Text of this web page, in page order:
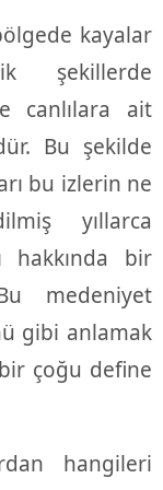
kayalar
şekillerde
canlılara ait
Bu şekilde
bu izlerin ne
yıllarca
hakkında bir
medeniyet
gibi anlamak
çoğu define
hangileri